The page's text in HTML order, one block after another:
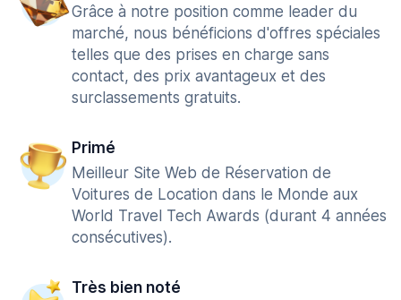
Grâce à notre position comme leader du
marché, nous bénéficions d'offres spéciales
telles que des prises en charge sans
contact, des prix avantageux et des
surclassements gratuits.
Primé
Meilleur Site Web de Réservation de
Voitures de Location dans le Monde aux
World Travel Tech Awards (durant 4 années
consécutives).
Très bien noté